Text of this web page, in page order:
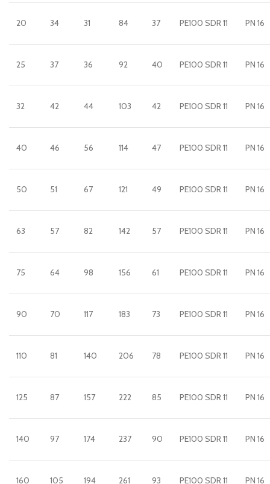
20 34 31 84 37 PE100 SDR 11 PN 16
25 37 36 92 40 PE100 SDR 11 PN 16
32 42 44 103 42 PE100 SDR 11 PN 16
40 46 56 114 47 PE100 SDR 11 PN 16
50 51 67 121 49 PE100 SDR 11 PN 16
63 57 82 142 57 PE100 SDR 11 PN 16
75 64 98 156 61 PE100 SDR 11 PN 16
90 70 117 183 73 PE100 SDR 11 PN 16
110 81 140 206 78 PE100 SDR 11 PN 16
125 87 157 222 85 PE100 SDR 11 PN 16
140 97 174 237 90 PE100 SDR 11 PN 16
160 105 194 261 93 PE100 SDR 11 PN 16